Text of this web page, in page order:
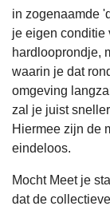
in zogenaamde
je eigen conditie
hardlooprondje,
waarin je dat
omgeving
zal je juist
Hiermee zijn de
eindeloos.
Mocht Meet je
dat de